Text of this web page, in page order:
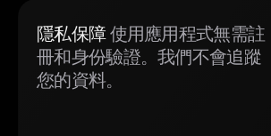
隱私保障使用應用程式無需註
冊和身份驗證。我們不會追蹤
您的資料。